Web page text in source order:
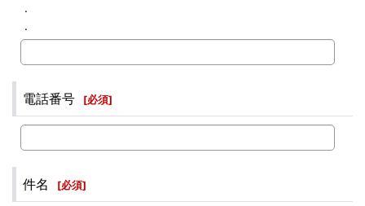
.
.
電話番号 [必須]
件名 [必須]